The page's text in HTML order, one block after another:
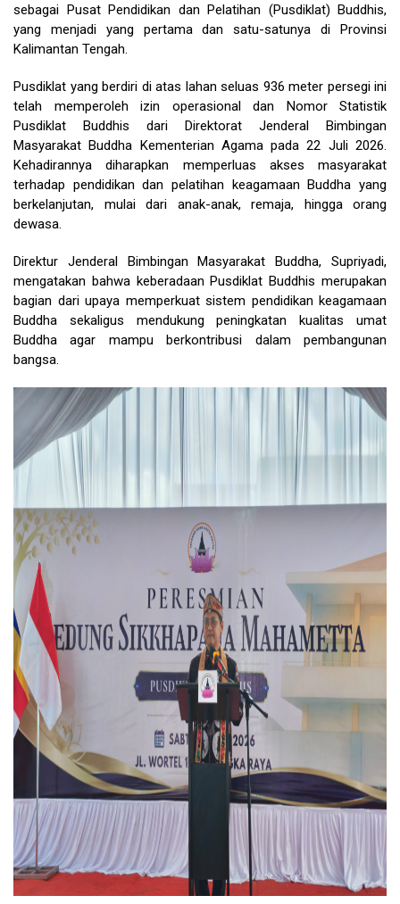
sebagai Pusat Pendidikan dan Pelatihan (Pusdiklat) Buddhis,
yang menjadi yang pertama dan satu-satunya di Provinsi
Kalimantan Tengah.
Pusdiklat yang berdiri di atas lahan seluas 936 meter persegi ini
telah memperoleh izin operasional dan Nomor Statistik
Pusdiklat Buddhis dari Direktorat Jenderal Bimbingan
Masyarakat Buddha Kementerian Agama pada 22 Juli 2026.
Kehadirannya diharapkan memperluas akses masyarakat
terhadap pendidikan dan pelatihan keagamaan Buddha yang
berkelanjutan, mulai dari anak-anak, remaja, hingga orang
dewasa.
Direktur Jenderal Bimbingan Masyarakat Buddha, Supriyadi,
mengatakan bahwa keberadaan Pusdiklat Buddhis merupakan
bagian dari upaya memperkuat sistem pendidikan keagamaan
Buddha sekaligus mendukung peningkatan kualitas umat
Buddha agar mampu berkontribusi dalam pembangunan
bangsa.